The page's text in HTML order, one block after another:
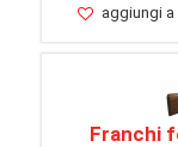
aggiungi
Franchi